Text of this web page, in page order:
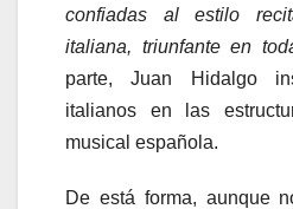
confiadas al estilo
italiana, triunfante en
parte, Juan Hidalgo
italianos en las
musical española.
De está forma, aunque